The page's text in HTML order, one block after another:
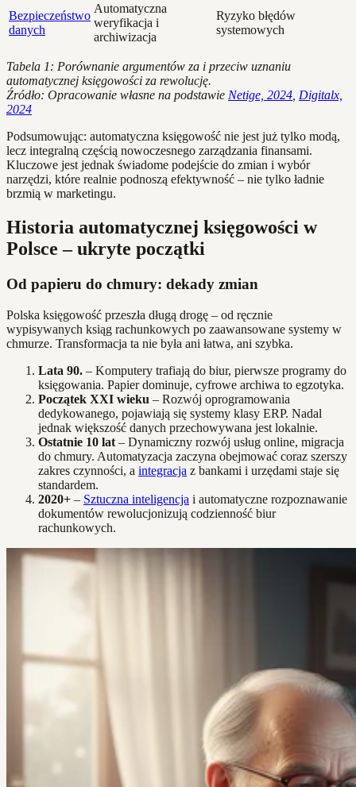
Bezpieczeństwo
danych
Automatyczna
weryfikacja i
archiwizacja
Ryzyko błędów
systemowych
Tabela 1: Porównanie argumentów za i przeciw uznaniu
automatycznej księgowości za rewolucję.
Źródło: Opracowanie własne na podstawie Netige, 2024 Digitalx,
2024
Podsumowując: automatyczna księgowość nie jest już tylko modą,
lecz integralną częścią nowoczesnego zarządzania finansami.
Kluczowe jest jednak świadome podejście do zmian i wybór
narzędzi, które realnie podnoszą efektywność – nie tylko ładnie
brzmią w marketingu.
Historia automatycznej księgowości w
Polsce – ukryte początki
Od papieru do chmury: dekady zmian
Polska księgowość przeszła długą drogę – od ręcznie
wypisywanych ksiąg rachunkowych po zaawansowane systemy w
chmurze. Transformacja ta nie była ani łatwa, ani szybka.
Lata 90. – Komputery trafiają do biur, pierwsze programy do
księgowania. Papier dominuje, cyfrowe archiwa to egzotyka.
Początek XXI wieku – Rozwój oprogramowania
dedykowanego, pojawiają się systemy klasy ERP. Nadal
jednak większość danych przechowywana jest lokalnie.
Ostatnie 10 lat – Dynamiczny rozwój usług online, migracja
do chmury. Automatyzacja zaczyna obejmować coraz szerszy
zakres czynności, a integracja z bankami i urzędami staje się
standardem.
2020+ – Sztuczna inteligencja i automatyczne rozpoznawanie
dokumentów rewolucjonizują codzienność biur
rachunkowych.